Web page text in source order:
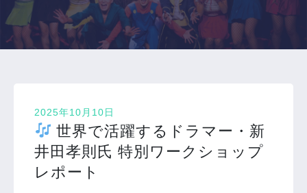
2025年10月10日
世界で活躍するドラマー・新
井田孝則氏 特別ワークショップ
レポート